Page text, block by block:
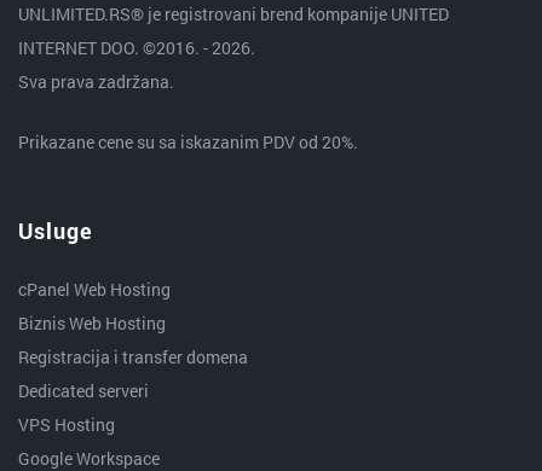
UNLIMITED.RS® je registrovani brend kompanije UNITED
INTERNET DOO. ©2016. - 2026.
Sva prava zadržana.
Prikazane cene su sa iskazanim PDV od 20%.
Usluge
cPanel Web Hosting
Biznis Web Hosting
Registracija i transfer domena
Dedicated serveri
VPS Hosting
Google Workspace